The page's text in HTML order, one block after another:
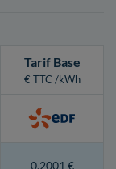
Tarif Base
€ TTC /kWh
0,2001 €